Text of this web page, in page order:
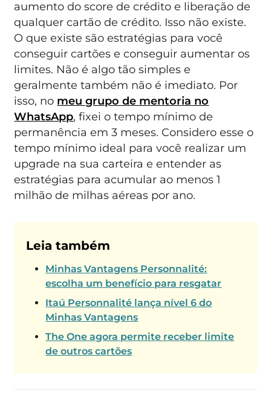
aumento do score de crédito e liberação de
qualquer cartão de crédito. Isso não existe.
O que existe são estratégias para você
conseguir cartões e conseguir aumentar os
limites. Não é algo tão simples e
geralmente também não é imediato. Por
isso, no meu grupo de mentoria no
WhatsApp, fixei o tempo mínimo de
permanência em 3 meses. Considero esse o
tempo mínimo ideal para você realizar um
upgrade na sua carteira e entender as
estratégias para acumular ao menos 1
milhão de milhas aéreas por ano.
Leia também
Minhas Vantagens Personnalité:
escolha um benefício para resgatar
Itaú Personnalité lança nível 6 do
Minhas Vantagens
The One agora permite receber limite
de outros cartões